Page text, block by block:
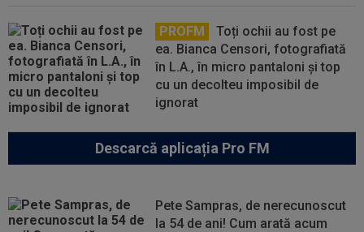
PROFM
Toți ochii au fost pe
ea. Bianca Censori, fotografiată
în L.A., în micro pantaloni și top
cu un decolteu imposibil de
ignorat
Descarcă aplicația Pro FM
Pete Sampras, de nerecunoscut
la 54 de ani! Cum arată acum